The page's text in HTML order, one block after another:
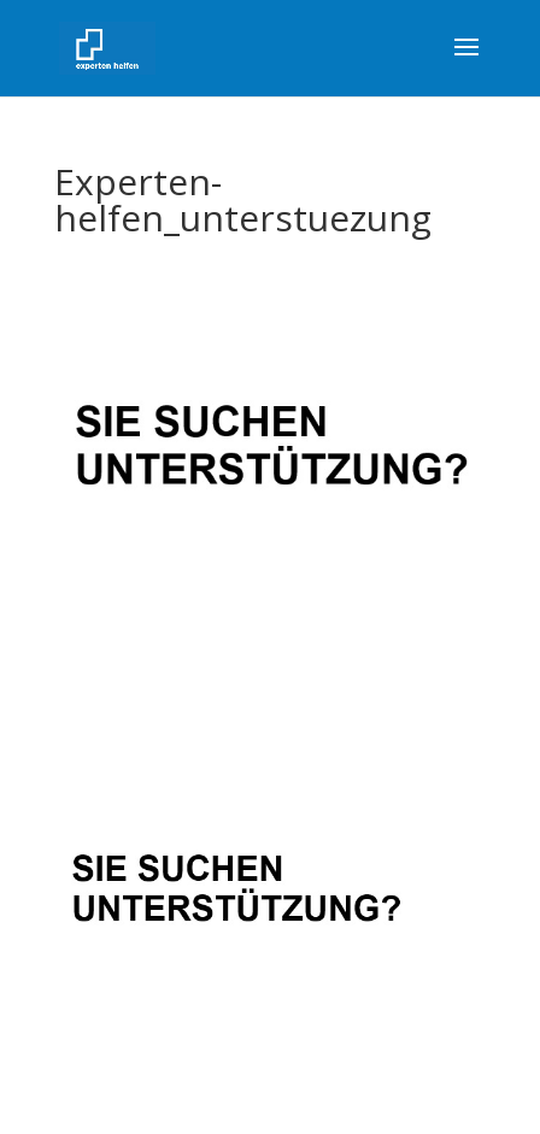
Experten-
helfen_unterstuezung